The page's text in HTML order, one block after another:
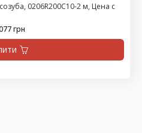
0206R200C10-2 м, Цена с
грн